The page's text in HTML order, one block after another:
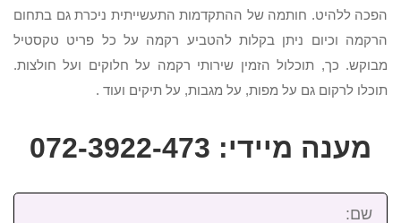
הפכה ללהיט. חותמה של ההתקדמות התעשייתית ניכרת גם בתחום
הרקמה וכיום ניתן בקלות להטביע רקמה על כל פריט טקסטיל
מבוקש. כך, תוכלול הזמין שירותי רקמה על חלוקים ועל חולצות.
תוכלו לרקום גם על מפות, על מגבות, על תיקים ועוד .
מענה מיידי: 072-3922-473
שם: